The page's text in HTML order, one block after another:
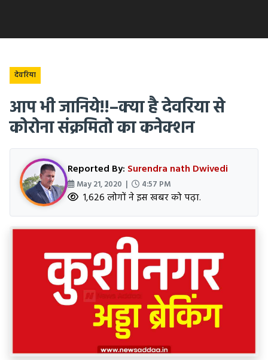
देवरिया
आप भी जानिये!!–क्या है देवरिया से
कोरोना संक्रमितो का कनेक्शन
Reported By: Surendra nath Dwivedi
May 21, 2020 | 4:57 PM
1,626 लोगों ने इस खबर को पढ़ा.